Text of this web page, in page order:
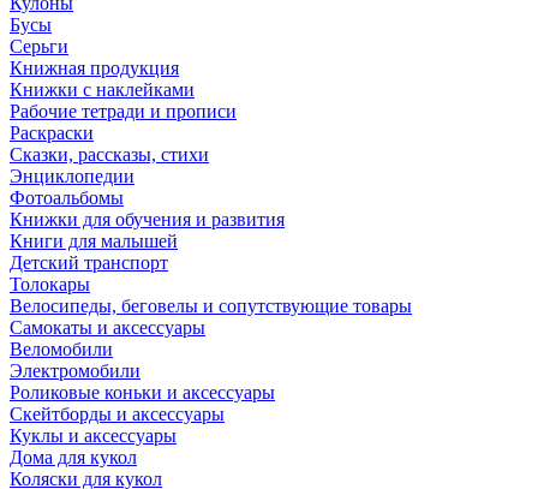
Бусы
Серьги
Книжная продукция
Книжки с наклейками
Рабочие тетради и прописи
Раскраски
Сказки, рассказы, стихи
Энциклопедии
Фотоальбомы
Книжки для обучения и развития
Книги для малышей
Детский транспорт
Толокары
Велосипеды, беговелы и сопутствующие товары
Самокаты и аксессуары
Веломобили
Электромобили
Роликовые коньки и аксессуары
Скейтборды и аксессуары
Куклы и аксессуары
Дома для кукол
Коляски для кукол